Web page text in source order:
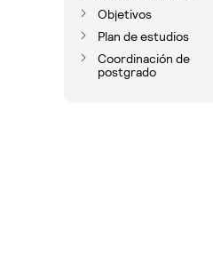
Objetivos
Plan de estudios
Coordinación de
postgrado